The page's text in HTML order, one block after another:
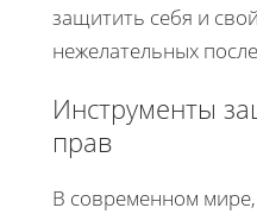
защитить себя и
нежелательных
Инструменты
прав
В современном